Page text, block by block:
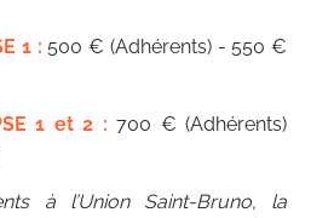
1 :500 € (Adhérents) - 550 €
1 et 2 : 700 € (Adhérents)
à l’Union Saint-Bruno, la